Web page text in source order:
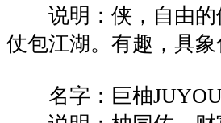
说明：侠，自由的
仗包江湖。有趣，具象
名字：巨柚